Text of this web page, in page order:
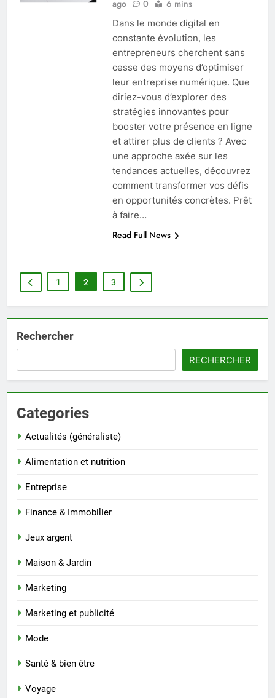
ago 0 6 mins
Dans le monde digital en
constante évolution, les
entrepreneurs cherchent sans
cesse des moyens d’optimiser
leur entreprise numérique. Que
diriez-vous d’explorer des
stratégies innovantes pour
booster votre présence en ligne
et attirer plus de clients ? Avec
une approche axée sur les
tendances actuelles, découvrez
comment transformer vos défis
en opportunités concrètes. Prêt
à faire…
Read Full News
1 2 3
Rechercher
RECHERCHER
Categories
Actualités (généraliste)
Alimentation et nutrition
Entreprise
Finance & Immobilier
Jeux argent
Maison & Jardin
Marketing
Marketing et publicité
Mode
Santé & bien être
Voyage